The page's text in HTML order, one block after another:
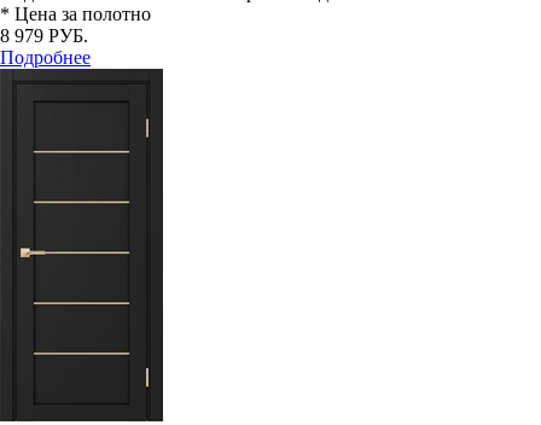
* Цена за полотно
8 979 РУБ.
Подробнее